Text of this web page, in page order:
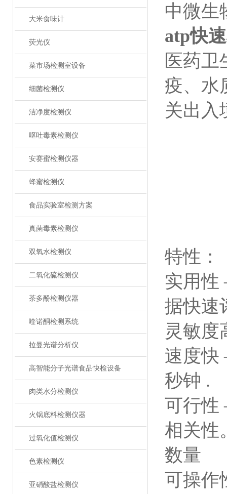
大米食味计
荧光仪
菜市场检测室设备
细菌检测仪
洁净度检测仪
呕吐毒素检测仪
安赛蜜检测仪器
蜂蜜检测仪
食品实验室检测方案
真菌毒素检测仪
双氧水检测仪
二氧化硫检测仪
茶多酚检测仪器
喹诺酮检测系统
拉曼光谱分析仪
高智能分子光谱食品快检设备
肉类水分检测仪
火锅底料检测仪器
过氧化值检测仪
色素检测仪
亚硝酸盐检测仪
中微生
atp快
医药
疫、水
关出入
特性：
实用
据快速
灵敏
速度快
秒钟 .
可行性
相关性
数量
可操作